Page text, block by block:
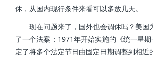
休，从国内现行条件来看可以多放几天。
现在问题来了，国外也会调休吗？美国
了一个法案：1971年开始实施的《统一星
定了将多个法定节日由固定日期调整到相近